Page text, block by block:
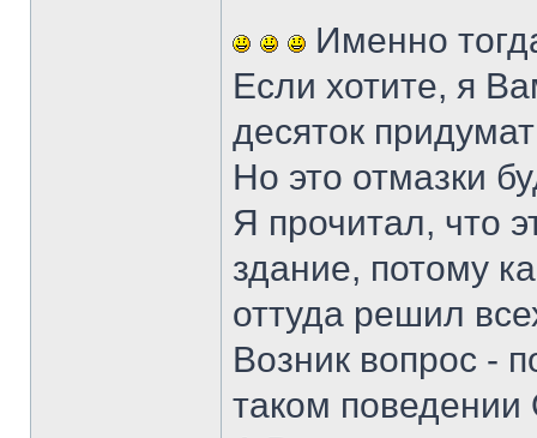
Именно
Если хотите, я
десяток
Но это отмазки
Я прочитал, что
здание, потому
оттуда решил
Возник вопрос -
таком поведении